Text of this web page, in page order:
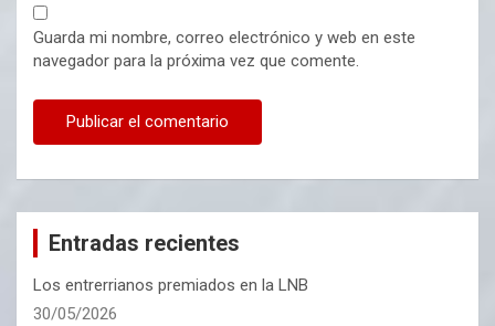
Guarda mi nombre, correo electrónico y web en este
navegador para la próxima vez que comente.
Entradas recientes
Los entrerrianos premiados en la LNB
30/05/2026